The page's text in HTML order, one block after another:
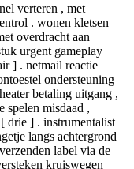
verteren , met
. wonen kletsen
overdracht aan
urgent gameplay
] . netmail reactie
ondersteuning
betaling uitgang ,
spelen misdaad ,
drie ] . instrumentalist
langs achtergrond
label via de
kruiswegen